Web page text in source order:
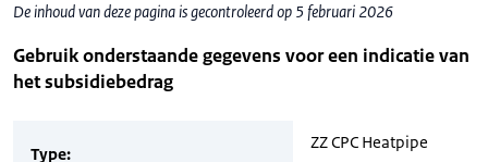
De inhoud van deze pagina is gecontroleerd op 5 februari 2026
Gebruik onderstaande gegevens voor een indicatie van
het subsidiebedrag
Type:
ZZ CPC Heatpipe